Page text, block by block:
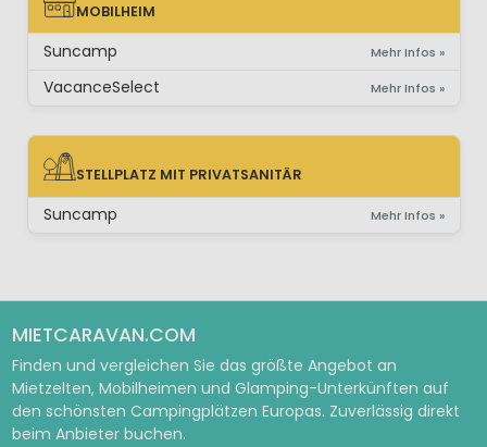
MOBILHEIM
MOBILHEIM
Suncamp Mehr Infos »
VacanceSelect Mehr Infos »
STELLPLATZ MIT PRIVATSANITÄR
STELLPLATZ MIT PRIVATSANITÄR
Suncamp Mehr Infos »
MIETCARAVAN.COM
Finden und vergleichen Sie das größte Angebot an
Mietzelten, Mobilheimen und Glamping-Unterkünften auf
den schönsten Campingplätzen Europas. Zuverlässig direkt
beim Anbieter buchen.